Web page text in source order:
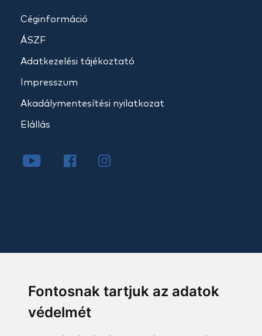
Fontosnak tartjuk az adatok
védelmét
Céginformáció
ÁSZF
Adatkezelési tájékoztató
Impresszum
Akadálymentesítési nyilatkozat
Elállás